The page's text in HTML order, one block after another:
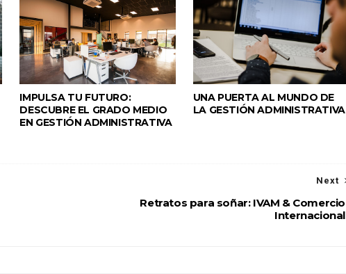
IMPULSA TU FUTURO:
DESCUBRE EL GRADO MEDIO
EN GESTIÓN ADMINISTRATIVA
UNA PUERTA AL MUNDO DE
LA GESTIÓN ADMINISTRATIVA
Next
Retratos para soñar: IVAM & Comercio
Internacional